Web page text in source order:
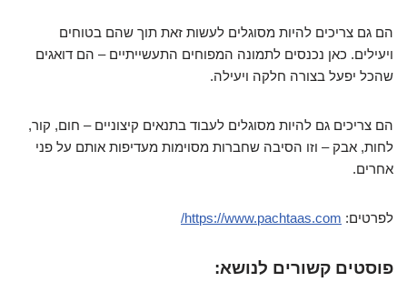
הם גם צריכים להיות מסוגלים לעשות זאת תוך שהם בטוחים
ויעילים. כאן נכנסים לתמונה המפוחים התעשייתיים – הם דואגים
שהכל יפעל בצורה חלקה ויעילה.
הם צריכים גם להיות מסוגלים לעבוד בתנאים קיצוניים – חום, קור,
לחות, אבק – וזו הסיבה שחברות מסוימות מעדיפות אותם על פני
אחרים.
לפרטים: https://www.pachtaas.com/
פוסטים קשורים לנושא: